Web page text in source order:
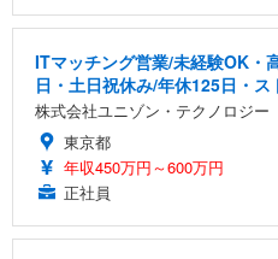
ITマッチング営業/未経験OK・
日・土日祝休み/年休125日・ス
株式会社ユニゾン・テクノロジー
東京都
年収450万円～600万円
正社員